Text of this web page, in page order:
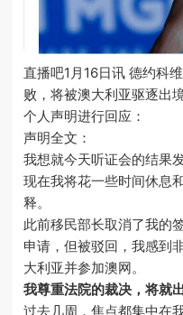
直播吧1月16日讯 德约科
败，将被澳大利亚驱逐出
个人声明进行回应：
声明全文：
我想就今天听证会的结果
现在我将花一些时间休息
释。
此前移民部长取消了我的
申请，但被驳回，我感到
大利亚并参加澳网。
我尊重法院的裁决，将就
过去几周，焦点都集中在